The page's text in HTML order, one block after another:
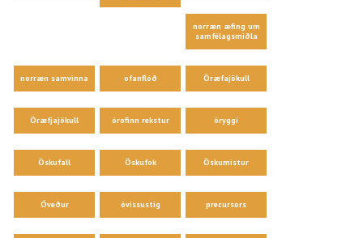
norræn æfing um
samfélagsmiðla
norræn samvinna ofanflóð Öræfajökull
Öræfjajökull órofinn rekstur öryggi
Öskufall Öskufok Öskumistur
Óveður óvissustig precursors